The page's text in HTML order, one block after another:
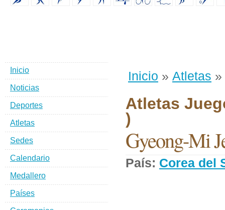
Inicio » Atletas »
Atletas
)
Gyeong-Mi
País: Corea del
Inicio
Noticias
Deportes
Atletas
Sedes
Calendario
Medallero
Países